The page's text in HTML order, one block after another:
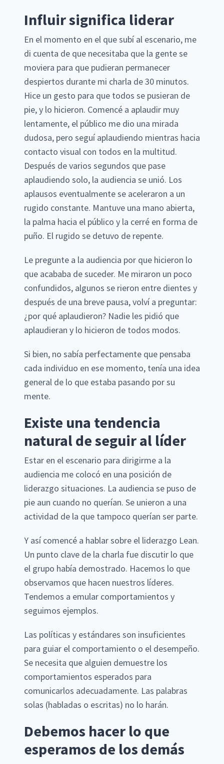
Influir significa liderar
En el momento en el que subí al escenario, me
di cuenta de que necesitaba que la gente se
moviera para que pudieran permanecer
despiertos durante mi charla de 30 minutos.
Hice un gesto para que todos se pusieran de
pie, y lo hicieron. Comencé a aplaudir muy
lentamente, el público me dio una mirada
dudosa, pero seguí aplaudiendo mientras hacia
contacto visual con todos en la multitud.
Después de varios segundos que pase
aplaudiendo solo, la audiencia se unió. Los
aplausos eventualmente se aceleraron a un
rugido constante. Mantuve una mano abierta,
la palma hacia el público y la cerré en forma de
puño. El rugido se detuvo de repente.
Le pregunte a la audiencia por que hicieron lo
que acababa de suceder. Me miraron un poco
confundidos, algunos se rieron entre dientes y
después de una breve pausa, volví a preguntar:
¿por qué aplaudieron? Nadie les pidió que
aplaudieran y lo hicieron de todos modos.
Si bien, no sabía perfectamente que pensaba
cada individuo en ese momento, tenía una idea
general de lo que estaba pasando por su
mente.
Existe una tendencia
natural de seguir al líder
Estar en el escenario para dirigirme a la
audiencia me colocó en una posición de
liderazgo situaciones. La audiencia se puso de
pie aun cuando no querían. Se unieron a una
actividad de la que tampoco querían ser parte.
Y así comencé a hablar sobre el liderazgo Lean.
Un punto clave de la charla fue discutir lo que
el grupo había demostrado. Hacemos lo que
observamos que hacen nuestros líderes.
Tendemos a emular comportamientos y
seguimos ejemplos.
Las políticas y estándares son insuficientes
para guiar el comportamiento o el desempeño.
Se necesita que alguien demuestre los
comportamientos esperados para
comunicarlos adecuadamente. Las palabras
solas (habladas o escritas) no lo harán.
Debemos hacer lo que
esperamos de los demás